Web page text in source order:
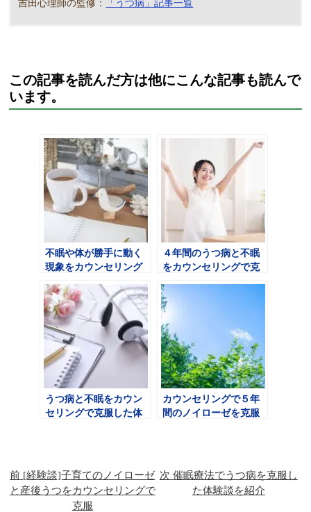
吉田心理師の監修： 「うつ病」記事一覧
この記事を読んだ方は他にこんな記事も読んで
います。
不眠や体が勝手に動く
現象をカウンセリング
４年間のうつ病と不眠
をカウンセリングで克
うつ病と不眠をカウン
セリングで克服した体
カウンセリングで５年
間のノイローゼを克服
前 [経験談]子育てのノイローゼ
と産後うつをカウンセリングで
克服
次 催眠療法でうつ病を克服し
た体験談を紹介